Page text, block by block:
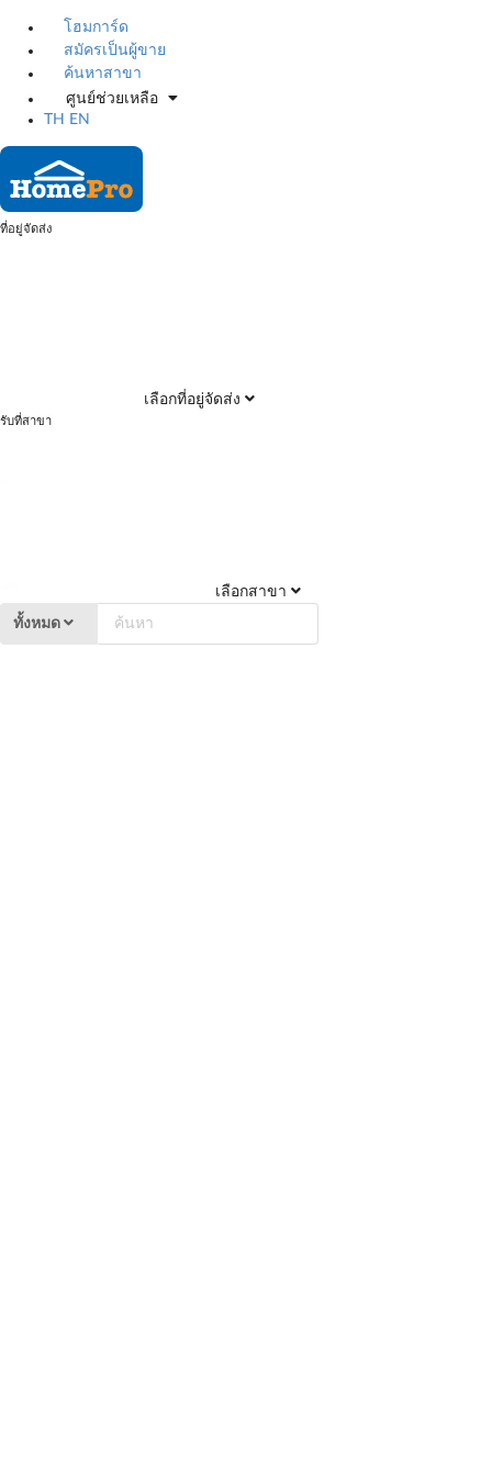
โฮมการ์ด
สมัครเป็นผู้ขาย
ค้นหาสาขา
ศูนย์ช่วยเหลือ
TH
EN
ที่อยู่จัดส่ง
เลือกที่อยู่จัดส่ง
รับที่สาขา
เลือกสาขา
ทั้งหมด